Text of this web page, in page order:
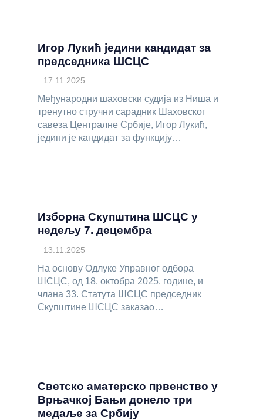
Игор Лукић једини кандидат за
председника ШСЦС
17.11.2025
Међународни шаховски судија из Ниша и
тренутно стручни сарадник Шаховског
савеза Централне Србије, Игор Лукић,
једини је кандидат за функцију…
Изборна Скупштина ШСЦС у
недељу 7. децембра
13.11.2025
На основу Одлуке Управног одбора
ШСЦС, од 18. октобра 2025. године, и
члана 33. Статута ШСЦС председник
Скупштине ШСЦС заказао…
Светско аматерско првенство у
Врњачкој Бањи донело три
медаље за Србију